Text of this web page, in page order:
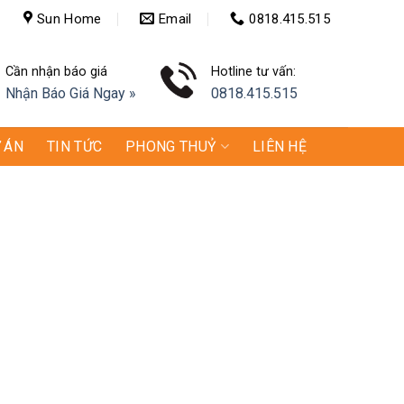
Sun Home Email 0818.415.515
Cần nhận báo giá
Nhận Báo Giá Ngay »
Hotline tư vấn:
0818.415.515
ÁN TIN TỨC PHONG THUỶ LIÊN HỆ